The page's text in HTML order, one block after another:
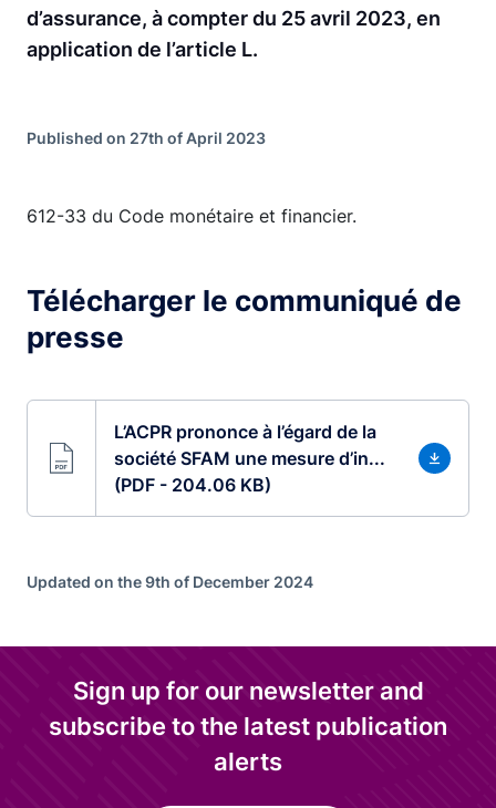
d’assurance, à compter du 25 avril 2023, en
application de l’article L.
Published on 27th of April 2023
612-33 du Code monétaire et financier.
Télécharger le communiqué de
presse
L’ACPR prononce à l’égard de la
société SFAM une mesure d’in...
(PDF - 204.06 KB)
Updated on the 9th of December 2024
Sign up for our newsletter and
subscribe to the latest publication
alerts